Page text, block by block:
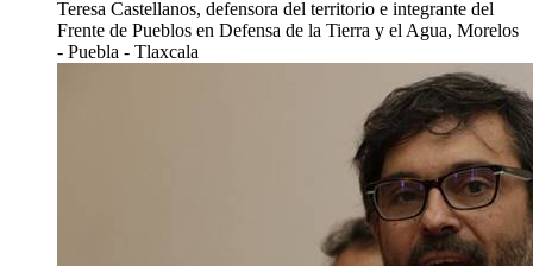
Teresa Castellanos, defensora del territorio e integrante del
Frente de Pueblos en Defensa de la Tierra y el Agua, Morelos
- Puebla - Tlaxcala